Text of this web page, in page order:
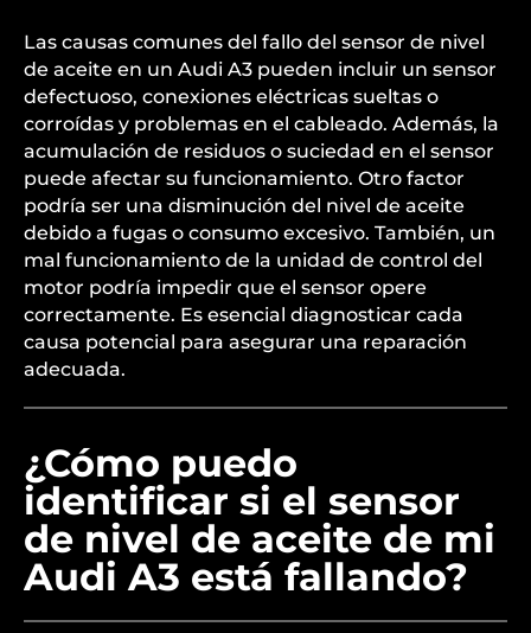
Las causas comunes del fallo del sensor de nivel
de aceite en un Audi A3 pueden incluir un sensor
defectuoso, conexiones eléctricas sueltas o
corroídas y problemas en el cableado. Además, la
acumulación de residuos o suciedad en el sensor
puede afectar su funcionamiento. Otro factor
podría ser una disminución del nivel de aceite
debido a fugas o consumo excesivo. También, un
mal funcionamiento de la unidad de control del
motor podría impedir que el sensor opere
correctamente. Es esencial diagnosticar cada
causa potencial para asegurar una reparación
adecuada.
¿Cómo puedo
identificar si el sensor
de nivel de aceite de mi
Audi A3 está fallando?